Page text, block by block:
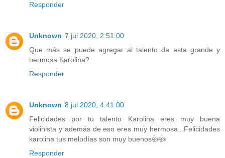
Responder
Unknown 7 jul 2020, 2:51:00
Que más se puede agregar al talento de esta grande y
hermosa Karolina?
Responder
Unknown 8 jul 2020, 4:41:00
Felicidades por tu talento Karolina eres muy buena
violinista y además de eso eres muy hermosa...Felicidades
karolina tus melodías son muy buenos👍👍
Responder